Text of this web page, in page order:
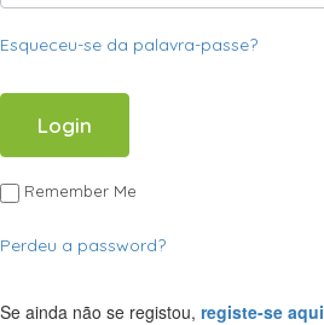
Esqueceu-se da palavra-passe?
Remember Me
Perdeu a password?
Se ainda não se registou, registe-se aqui